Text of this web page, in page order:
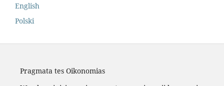
English
Polski
Pragmata tes Oikonomias